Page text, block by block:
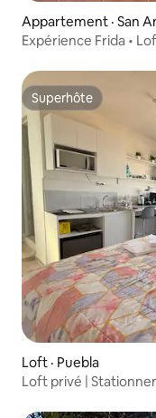
Appartement · San
Expérience Frida •
Superhôte
Superhôte
Loft · Puebla
Loft privé |